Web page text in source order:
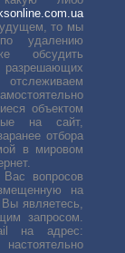
то мы
удалению
обсудить
объектом
на сайт,
отбора
в мировом
вопросов
на
являетесь,
запросом.
на адрес: